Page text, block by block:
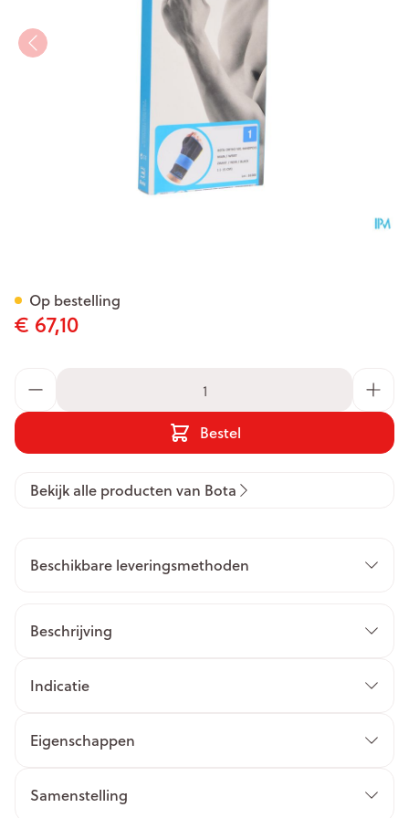
€ 67,10
Bestel
Op bestelling
Bekijk alle producten van Bota
Beschikbare leveringsmethoden
Beschrijving
Indicatie
Eigenschappen
Samenstelling